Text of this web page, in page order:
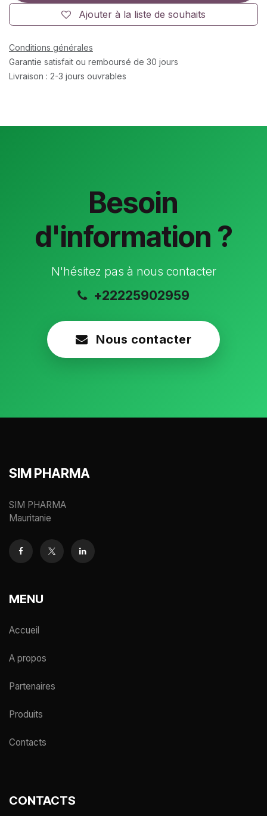
Ajouter à la liste de souhaits
Conditions générales
Garantie satisfait ou remboursé de 30 jours
Livraison : 2-3 jours ouvrables
Besoin
d'information ?
N'hésitez pas à nous contacter
+22225902959
Nous contacter
SIM PHARMA
SIM PHARMA
Mauritanie
MENU
Accueil
A propos
Partenaires
Produits
Contacts
CONTACTS